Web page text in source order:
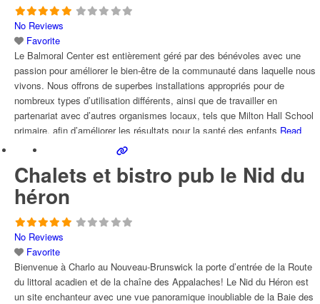
No Reviews
Favorite
Le Balmoral Center est entièrement géré par des bénévoles avec une
passion pour améliorer le bien-être de la communauté dans laquelle nous
vivons. Nous offrons de superbes installations appropriés pour de
nombreux types d’utilisation différents, ainsi que de travailler en
partenariat avec d’autres organismes locaux, tels que Milton Hall School
primaire, afin d’améliorer les résultats pour la santé des enfants Read
more...
Chalets et bistro pub le Nid du
héron
No Reviews
Favorite
Bienvenue à Charlo au Nouveau-Brunswick la porte d’entrée de la Route
du littoral acadien et de la chaîne des Appalaches! Le Nid du Héron est
un site enchanteur avec une vue panoramique inoubliable de la Baie des